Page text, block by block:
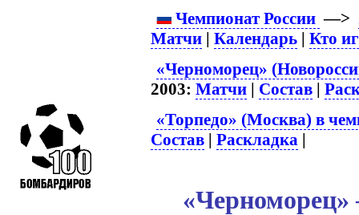
Чемпионат России —>
Матчи |Календарь |Кто
«Черноморец»
2003:Матчи | Состав |
«Торпедо» (Москва) в
Состав |Раскладка |
«Черноморец»